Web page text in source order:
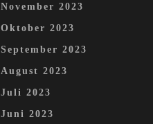
November 2023
Oktober 2023
September 2023
August 2023
Juli 2023
Juni 2023